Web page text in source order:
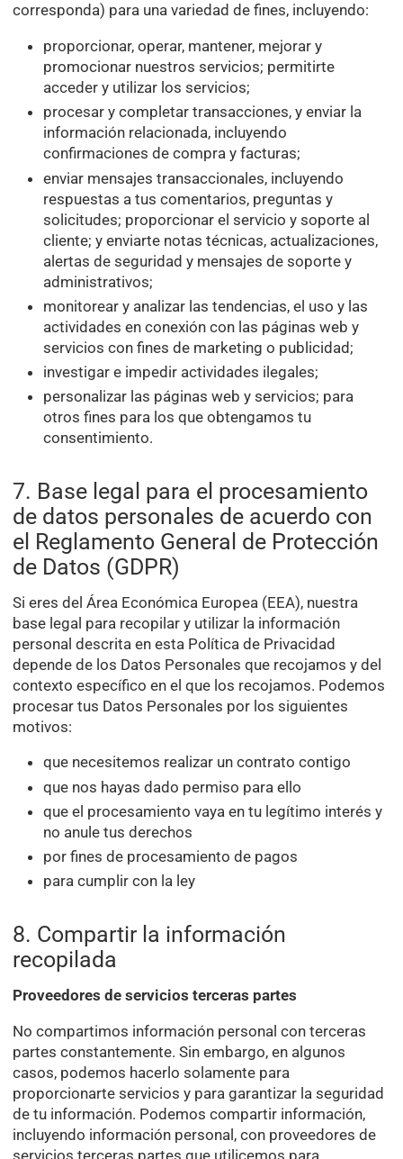
corresponda) para una variedad de fines, incluyendo:
proporcionar, operar, mantener, mejorar y
promocionar nuestros servicios; permitirte
acceder y utilizar los servicios;
procesar y completar transacciones, y enviar la
información relacionada, incluyendo
confirmaciones de compra y facturas;
enviar mensajes transaccionales, incluyendo
respuestas a tus comentarios, preguntas y
solicitudes; proporcionar el servicio y soporte al
cliente; y enviarte notas técnicas, actualizaciones,
alertas de seguridad y mensajes de soporte y
administrativos;
monitorear y analizar las tendencias, el uso y las
actividades en conexión con las páginas web y
servicios con fines de marketing o publicidad;
investigar e impedir actividades ilegales;
personalizar las páginas web y servicios; para
otros fines para los que obtengamos tu
consentimiento.
7. Base legal para el procesamiento
de datos personales de acuerdo con
el Reglamento General de Protección
de Datos (GDPR)
Si eres del Área Económica Europea (EEA), nuestra
base legal para recopilar y utilizar la información
personal descrita en esta Política de Privacidad
depende de los Datos Personales que recojamos y del
contexto específico en el que los recojamos. Podemos
procesar tus Datos Personales por los siguientes
motivos:
que necesitemos realizar un contrato contigo
que nos hayas dado permiso para ello
que el procesamiento vaya en tu legítimo interés y
no anule tus derechos
por fines de procesamiento de pagos
para cumplir con la ley
8. Compartir la información
recopilada
Proveedores de servicios terceras partes
No compartimos información personal con terceras
partes constantemente. Sin embargo, en algunos
casos, podemos hacerlo solamente para
proporcionarte servicios y para garantizar la seguridad
de tu información. Podemos compartir información,
incluyendo información personal, con proveedores de
servicios terceras partes que utilicemos para